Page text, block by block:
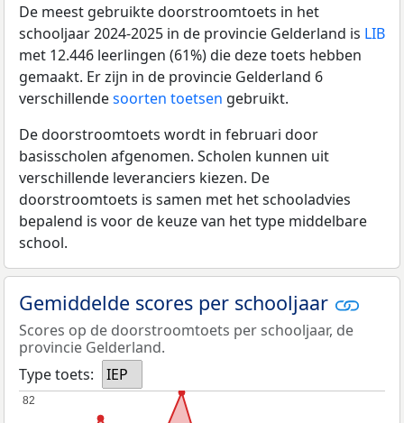
De meest gebruikte doorstroomtoets in het
schooljaar 2024-2025 in de provincie Gelderland is LIB
met 12.446 leerlingen (61%) die deze toets hebben
gemaakt. Er zijn in de provincie Gelderland 6
verschillendesoorten toetsen gebruikt.
De doorstroomtoets wordt in februari door
basisscholen afgenomen. Scholen kunnen uit
verschillende leveranciers kiezen. De
doorstroomtoets is samen met het schooladvies
bepalend is voor de keuze van het type middelbare
school.
Gemiddelde scores per schooljaar
Scores op de doorstroomtoets per schooljaar, de
provincie Gelderland.
Type toets:
IEP
82
82